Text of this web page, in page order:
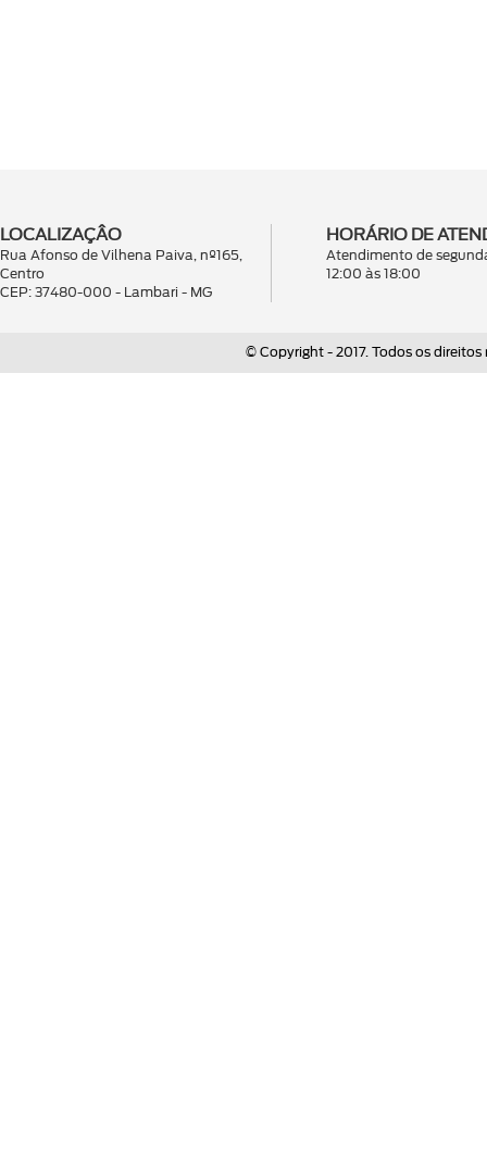
LOCALIZAÇÂO
Rua Afonso de Vilhena Paiva, nº165,
Centro
CEP: 37480-000 - Lambari - MG
HORÁRIO DE
Atendimento de
12:00 às 18:00
© Copyright - 2017. Todos os